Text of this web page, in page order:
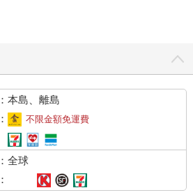
幸好美食和旅行也是我的最愛。美
意會把處女的計劃全部搞亂，單純
靈感。那傢伙就回：「要去幾次才
寫兩萬字。」 張國立寫文章行雲流
是八竿子打不出一個「字」來，粗
稀，一個便秘。我們最近出了一本
周文化），期間經歷兩年多，為了
得出書前應該再去一趟感受日新月
本島、離島
不限金額免運費
全球